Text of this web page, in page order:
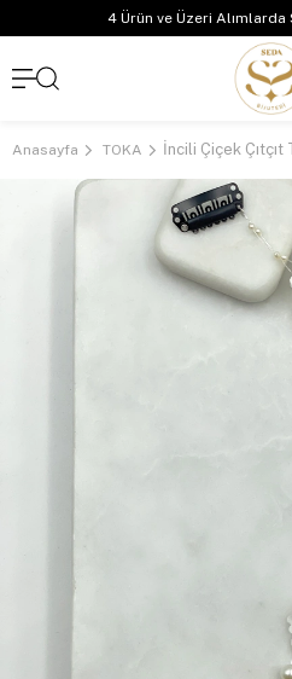
4 Ürün ve Üzeri
Anasayfa TOKA İncili Çiçek Çıtçıt